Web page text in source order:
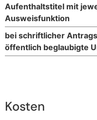
Aufenthaltstitel mit
Ausweisfunktion
bei schriftlicher
öffentlich beglaubigte
Kosten